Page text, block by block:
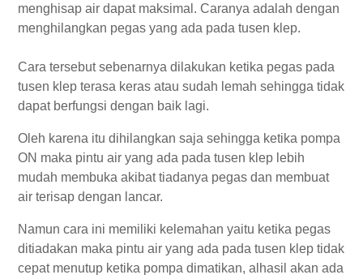
menghisap air dapat maksimal. Caranya adalah dengan
menghilangkan pegas yang ada pada tusen klep.
Cara tersebut sebenarnya dilakukan ketika pegas pada
tusen klep terasa keras atau sudah lemah sehingga tidak
dapat berfungsi dengan baik lagi.
Oleh karena itu dihilangkan saja sehingga ketika pompa
ON maka pintu air yang ada pada tusen klep lebih
mudah membuka akibat tiadanya pegas dan membuat
air terisap dengan lancar.
Namun cara ini memiliki kelemahan yaitu ketika pegas
ditiadakan maka pintu air yang ada pada tusen klep tidak
cepat menutup ketika pompa dimatikan, alhasil akan ada